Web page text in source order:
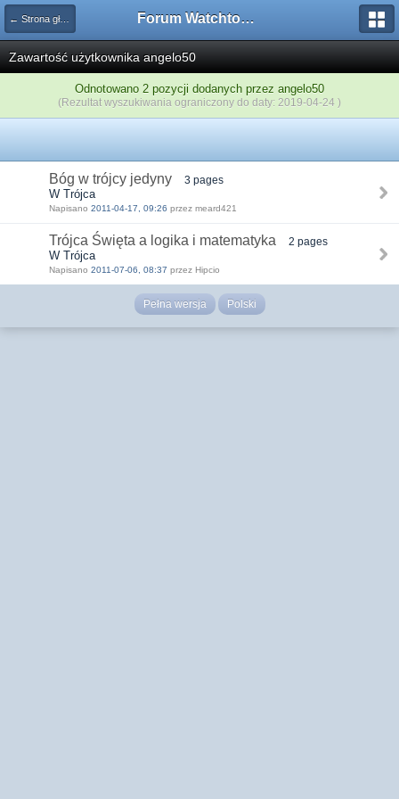
← Strona główna Forum Watchtower
Zawartość użytkownika angelo50
Odnotowano 2 pozycji dodanych przez angelo50
(Rezultat wyszukiwania ograniczony do daty: 2019-04-24 )
Bóg w trójcy jedyny 3 pages
W Trójca
Napisano 2011-04-17, 09:26 przez meard421
Trójca Święta a logika i matematyka 2 pages
W Trójca
Napisano 2011-07-06, 08:37 przez Hipcio
Pełna wersja Polski